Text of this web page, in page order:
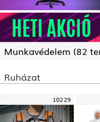
Munkavédelem (82
Ruházat
10229